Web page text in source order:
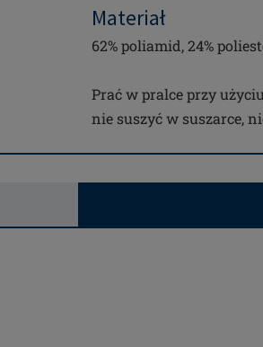
Materiał
62% poliamid, 24%
Prać w pralce przy
nie suszyć w suszarce,